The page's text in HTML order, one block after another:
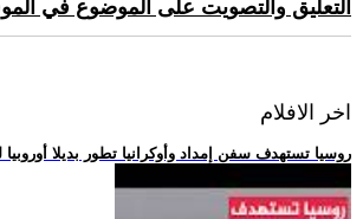
التعليق والتصويت على الموضوع في
اخر الافلام
.. روسيا تستهدف سفن إمداد وأوكرانيا تطور بديلا أوروبيا